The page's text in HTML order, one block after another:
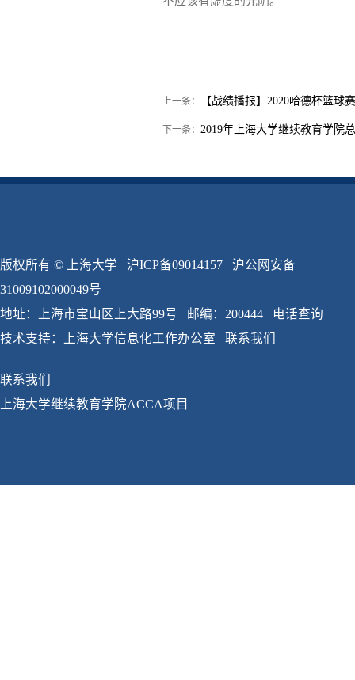
上一条： 【战绩播报】2020哈德杯篮球
下一条： 2019年上海大学继续教育学院
版权所有 © 上海大学 沪ICP备09014157
沪公网安备
31009102000049号
地址：上海市宝山区上大路99号 邮编：200444
电话查询
技术支持：
上海大学信息化工作办公室 联系我们
联系我们
上海大学继续教育学院ACCA项目